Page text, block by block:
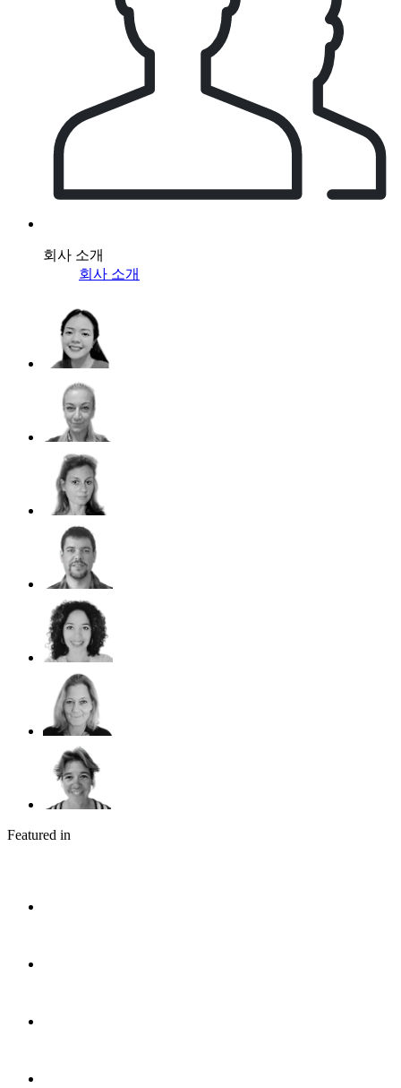
회사 소개
회사 소개
Featured in